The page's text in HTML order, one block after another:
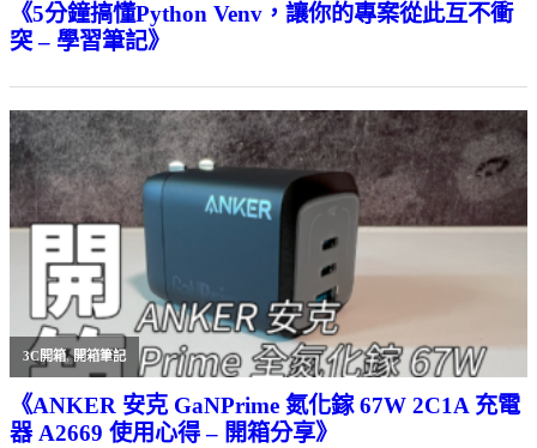
《5分鐘搞懂Python Venv，讓你的專案從此互不衝
突 – 學習筆記》
3C開箱,開箱筆記
《ANKER 安克 GaNPrime 氮化鎵 67W 2C1A 充電
器 A2669 使用心得 – 開箱分享》